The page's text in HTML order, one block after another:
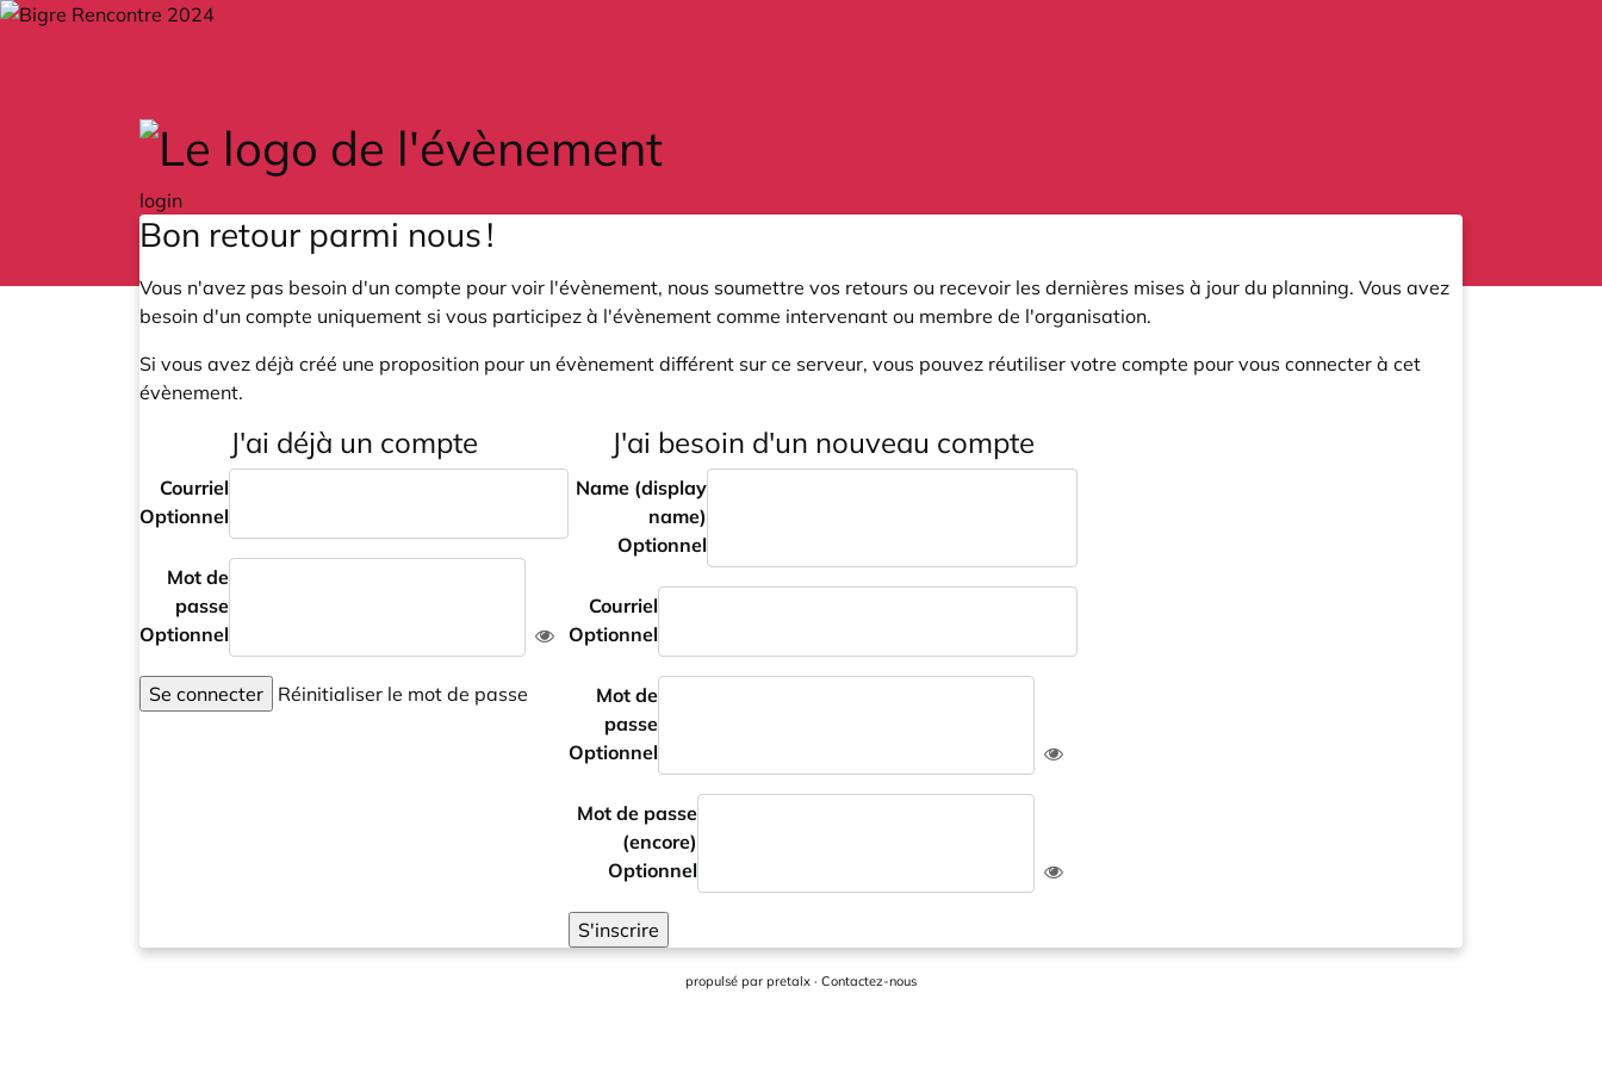
Skip to main content
login
Bon retour parmi nous !
Vous n'avez pas besoin d'un compte pour voir l'évènement, nous soumettre vos retours ou recevoir les dernières mises à jour du planning. Vous avez
besoin d'un compte uniquement si vous participez à l'évènement comme intervenant ou membre de l'organisation.
Si vous avez déjà créé une proposition pour un évènement différent sur ce serveur, vous pouvez réutiliser votre compte pour vous connecter à cet
évènement.
J'ai déjà un compte
Courriel
Optionnel
Mot de
passe
Optionnel
Se connecter Réinitialiser le mot de passe
J'ai besoin d'un nouveau compte
Name (display
name)
Optionnel
Courriel
Optionnel
Mot de
passe
Optionnel
Mot de passe
(encore)
Optionnel
S'inscrire
propulsé par pretalx · Contactez-nous